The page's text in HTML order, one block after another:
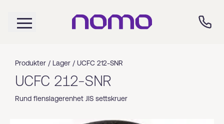
Produkter / Lager / UCFC 212-SNR
UCFC 212-SNR
Rund flenslagerenhet JIS settskruer